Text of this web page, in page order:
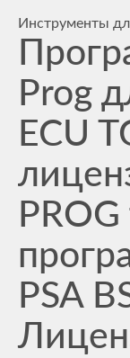
Инструменты
Prog
ECU
PSA